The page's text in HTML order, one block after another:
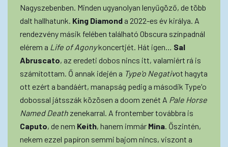
Nagyszebenben. Minden ugyanolyan lenyűgöző, de több
dalt hallhatunk. King Diamond a 2022-es év királya. A
rendezvény másik felében található Obscura színpadnál
elérem a Life of Agonykoncertjét. Hát igen… Sal
Abruscato, az eredeti dobos nincs itt, valamiért rá is
számítottam. Ő annak idején a Type'o Negativot hagyta
ott ezért a bandáért, manapság pedig a második Type'o
dobossal játsszák közösen a doom zenét A Pale Horse
Named Death zenekarral. A frontember továbbra is
Caputo, de nem Keith, hanem immár Mina. Őszintén,
nekem ezzel papíron semmi bajom nincs, viszont a